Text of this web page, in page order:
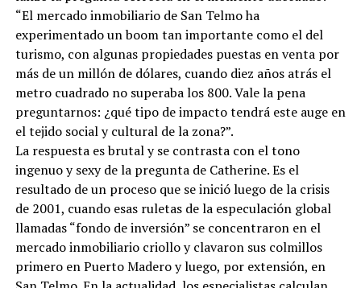
“El mercado inmobiliario de San Telmo ha
experimentado un boom tan importante como el del
turismo, con algunas propiedades puestas en venta por
más de un millón de dólares, cuando diez años atrás el
metro cuadrado no superaba los 800. Vale la pena
preguntarnos: ¿qué tipo de impacto tendrá este auge en
el tejido social y cultural de la zona?”.
La respuesta es brutal y se contrasta con el tono
ingenuo y sexy de la pregunta de Catherine. Es el
resultado de un proceso que se inició luego de la crisis
de 2001, cuando esas ruletas de la especulación global
llamadas “fondo de inversión” se concentraron en el
mercado inmobiliario criollo y clavaron sus colmillos
primero en Puerto Madero y luego, por extensión, en